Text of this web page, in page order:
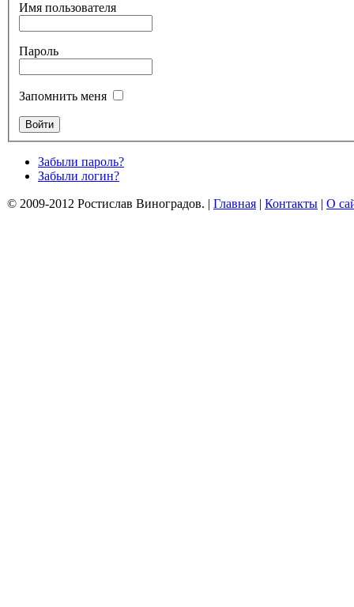
Имя пользователя
Пароль
Запомнить меня
Забыли пароль?
Забыли логин?
© 2009-2012 Ростислав Виноградов. | Главная | Контакты | О